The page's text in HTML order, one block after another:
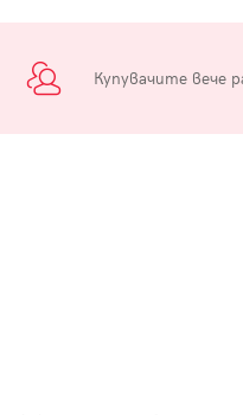
Купувачите вече